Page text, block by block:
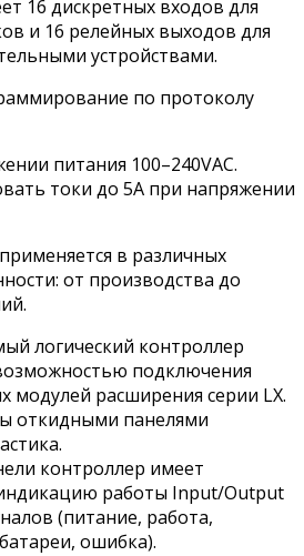
16 дискретных входов для
и 16 релейных выходов для
устройствами.
по протоколу
питания 100–240VAC.
токи до 5А при напряжении
в различных
от производства до
логический контроллер
подключения
модулей расширения серии LX.
откидными панелями
контроллер имеет
работы Input/Output
(питание, работа,
ошибка).